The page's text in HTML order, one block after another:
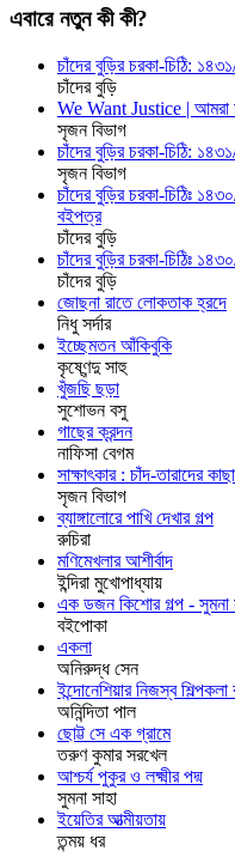
এবারে নতুন কী কী?
চাঁদের বুড়ির চরকা-চিঠি:
চাঁদের বুড়ি
We Want Justice | আমরা
সৃজন বিভাগ
চাঁদের বুড়ির চরকা-চিঠি:
সৃজন বিভাগ
চাঁদের বুড়ির চরকা-চিঠিঃ
বইপত্র
চাঁদের বুড়ি
চাঁদের বুড়ির চরকা-চিঠিঃ
চাঁদের বুড়ি
জোছনা রাতে লোকতাক হ্রদে
নিধু সর্দার
ইচ্ছেমতন আঁকিবুকি
কৃষ্ণেন্দু সাহু
খুঁজছি ছড়া
সুশোভন বসু
গাছের ক্রন্দন
নাফিসা বেগম
সাক্ষাৎকার : চাঁদ-তারাদের
সৃজন বিভাগ
ব্যাঙ্গালোরে পাখি দেখার গল্প
রুচিরা
মণিমেখলার আশীর্বাদ
ইন্দিরা মুখোপাধ্যায়
এক ডজন কিশোর গল্প - সুমনা
বইপোকা
একলা
অনিরুদ্ধ সেন
ইন্দোনেশিয়ার নিজস্ব শিল্পকলা
অনিন্দিতা পাল
ছোট্ট সে এক গ্রামে
তরুণ কুমার সরখেল
আশ্চর্য পুকুর ও লক্ষ্মীর পদ্ম
সুমনা সাহা
ইয়েতির আত্মীয়তায়
তন্ময় ধর